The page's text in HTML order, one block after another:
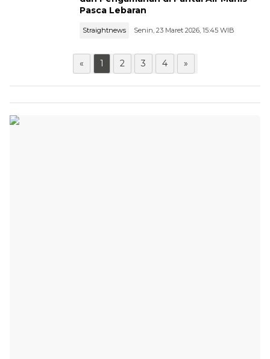
Pasca Lebaran
Straightnews Senin, 23 Maret 2026, 15:45 WIB
« 1 2 3 4 »